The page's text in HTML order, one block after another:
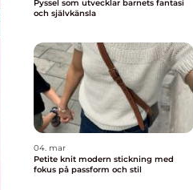
Pyssel som utvecklar barnets fantasi
och självkänsla
04. mar
Petite knit modern stickning med
fokus på passform och stil